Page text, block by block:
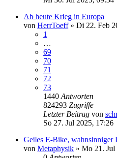
Ab heute Krieg in Europa
von HerrToeff» Di 22. Feb
1
…
69
70
71
72
73
1440Antworten
824293 Zugriffe
Letzter Beitrag von
So 27. Jul 2025, 17:26
Geiles E-Bike, wahnsinniger
von Metaphysik » Mo 21.